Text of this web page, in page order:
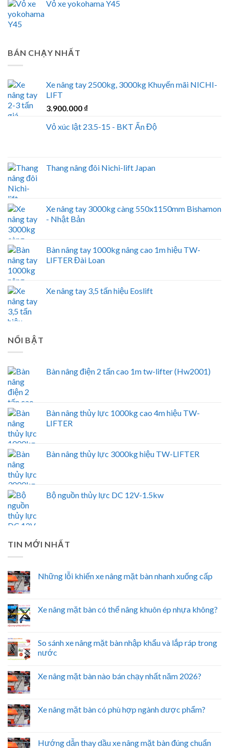
Vỏ xe yokohama Y45
BÁN CHẠY NHẤT
Xe nâng tay 2500kg, 3000kg Khuyến mãi NICHI-
LIFT
3.900.000 ₫
Vỏ xúc lật 23.5-15 - BKT Ấn Độ
Thang nâng đôi Nichi-lift Japan
Xe nâng tay 3000kg càng 550x1150mm Bishamon
- Nhật Bản
Bàn nâng tay 1000kg nâng cao 1m hiệu TW-
LIFTER Đài Loan
Xe nâng tay 3,5 tấn hiệu Eoslift
NỔI BẬT
Bàn nâng điện 2 tấn cao 1m tw-lifter (Hw2001)
Bàn nâng thủy lực 1000kg cao 4m hiệu TW-
LIFTER
Bàn nâng thủy lực 3000kg hiệu TW-LIFTER
Bộ nguồn thủy lực DC 12V-1.5kw
TIN MỚI NHẤT
Những lỗi khiến xe nâng mặt bàn nhanh xuống cấp
Xe nâng mặt bàn có thể nâng khuôn ép nhựa không?
So sánh xe nâng mặt bàn nhập khẩu và lắp ráp trong
nước
Xe nâng mặt bàn nào bán chạy nhất năm 2026?
Xe nâng mặt bàn có phù hợp ngành dược phẩm?
Hướng dẫn thay dầu xe nâng mặt bàn đúng chuẩn